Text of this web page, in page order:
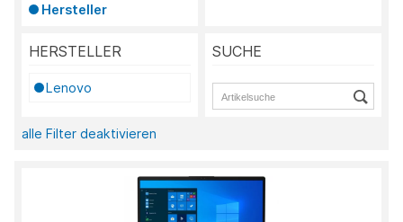
Hersteller
HERSTELLER
Lenovo
SUCHE
alle Filter deaktivieren